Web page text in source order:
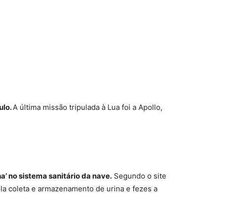
A última missão tripulada à Lua foi a Apollo,
no sistema sanitário da nave. Segundo o site
coleta e armazenamento de urina e fezes a